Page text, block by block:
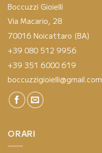
Boccuzzi Gioielli
Via Macario, 28
70016 Noicattaro (BA)
+39 080 512 9956
+39 351 6000 619
boccuzzigioielli@gmail.com
ORARI